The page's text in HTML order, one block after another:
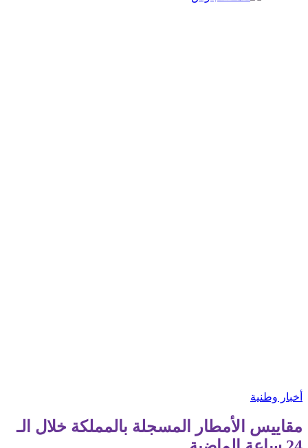
أخبار وطنية
مقاييس الأمطار المسجلة بالمملكة خلال الـ